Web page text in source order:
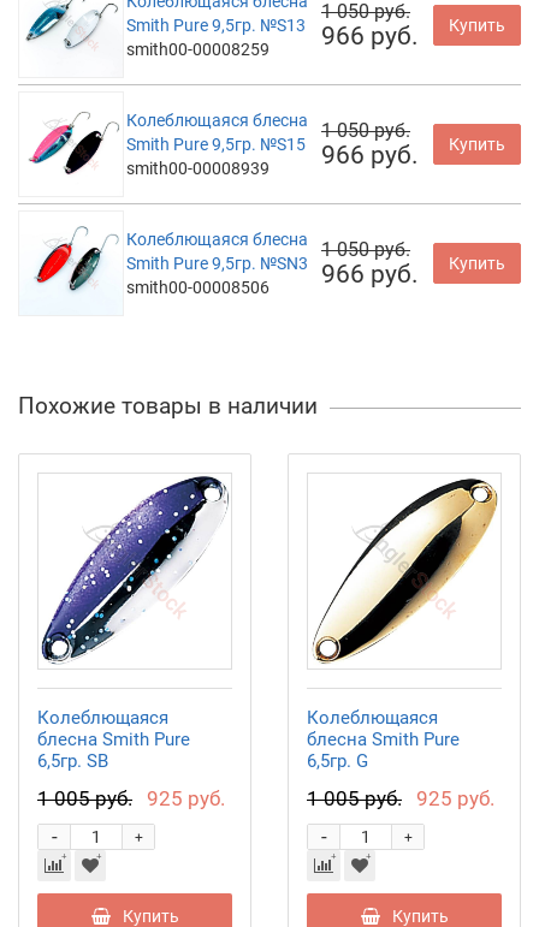
Smith Pure 9,5гр. №S13
smith00-00008259
1 050 руб.
966 руб. Купить
Колеблющаяся блесна
Smith Pure 9,5гр. №S15
smith00-00008939
1 050 руб.
966 руб. Купить
Колеблющаяся блесна
Smith Pure 9,5гр. №SN3
smith00-00008506
1 050 руб.
966 руб. Купить
Похожие товары в наличии
Колеблющаяся
блесна Smith Pure
6,5гр. SB
1 005 руб. 925 руб.
+
-
Купить
Колеблющаяся
блесна Smith Pure
6,5гр. G
1 005 руб. 925 руб.
+
-
Купить